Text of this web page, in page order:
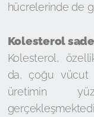
hücrelerinde de
Kolesterol
Kolesterol,
da, çoğu vücut
üretimin